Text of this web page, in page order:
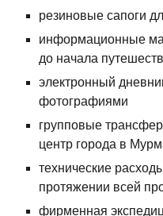
резиновые сапоги
информационные
до начала
электронный
фотографиями
групповые
центр города в
технические
протяжении всей
фирменная